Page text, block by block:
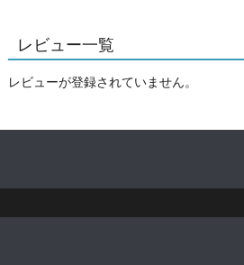
レビュー一覧
レビューが登録されていません。